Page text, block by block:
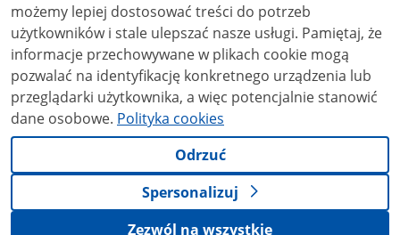
możemy lepiej dostosować treści do potrzeb
użytkowników i stale ulepszać nasze usługi. Pamiętaj, że
informacje przechowywane w plikach cookie mogą
pozwalać na identyfikację konkretnego urządzenia lub
przeglądarki użytkownika, a więc potencjalnie stanowić
dane osobowe. Polityka cookies
Odrzuć
Spersonalizuj
Zezwól na wszystkie